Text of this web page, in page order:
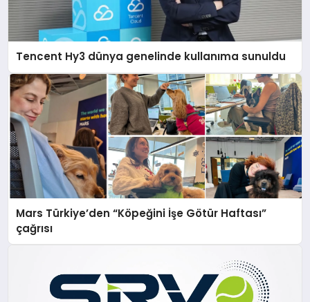
Tencent Hy3 dünya genelinde kullanıma sunuldu
Mars Türkiye’den “Köpeğini İşe Götür Haftası”
çağrısı